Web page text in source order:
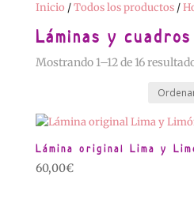
Inicio /Todos los productos/
Láminas y cuadros
Mostrando 1–12 de 16
Lámina original Lima y
60,00€